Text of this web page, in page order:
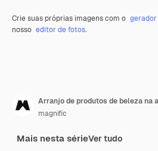
Crie suas próprias imagens com o
nosso editor de fotos.
Arranjo de produtos de beleza na
magnific
Mais nesta sérieVer tudo